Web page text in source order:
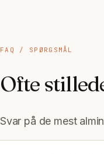
FAQ / SPØRGSMÅL
Ofte
Svar på de mest